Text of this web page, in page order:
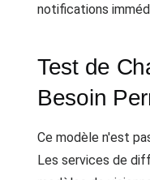
notifications
Test de
Besoin
Ce modèle n'est
Les services de